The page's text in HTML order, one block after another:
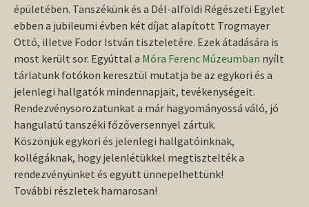
épületében. Tanszékünk és a Dél-alföldi Régészeti Egylet
ebben a jubileumi évben két díjat alapított Trogmayer
Ottó, illetve Fodor István tiszteletére. Ezek átadására is
most került sor. Egyúttal a Móra Ferenc Múzeumban nyílt
tárlatunk fotókon keresztül mutatja be az egykori és a
jelenlegi hallgatók mindennapjait, tevékenységeit.
Rendezvénysorozatunkat a már hagyományossá váló, jó
hangulatú tanszéki főzőversennyel zártuk.
Köszönjük egykori és jelenlegi hallgatóinknak,
kollégáknak, hogy jelenlétükkel megtisztelték a
rendezvényünket és együtt ünnepelhettünk!
További részletek hamarosan!